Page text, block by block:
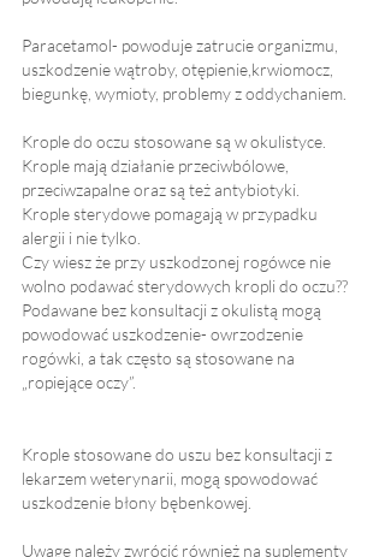
Paracetamol- powoduje zatrucie organizmu,
uszkodzenie wątroby, otępienie,krwiomocz,
biegunkę, wymioty, problemy z oddychaniem.
Krople do oczu stosowane są w okulistyce.
Krople mają działanie przeciwbólowe,
przeciwzapalne oraz są też antybiotyki.
Krople sterydowe pomagają w przypadku
alergii i nie tylko.
Czy wiesz że przy uszkodzonej rogówce nie
wolno podawać sterydowych kropli do oczu??
Podawane bez konsultacji z okulistą mogą
powodować uszkodzenie- owrzodzenie
rogówki, a tak często są stosowane na
„ropiejące oczy”.
Krople stosowane do uszu bez konsultacji z
lekarzem weterynarii, mogą spowodować
uszkodzenie błony bębenkowej.
Uwagę należy zwrócić również na suplementy